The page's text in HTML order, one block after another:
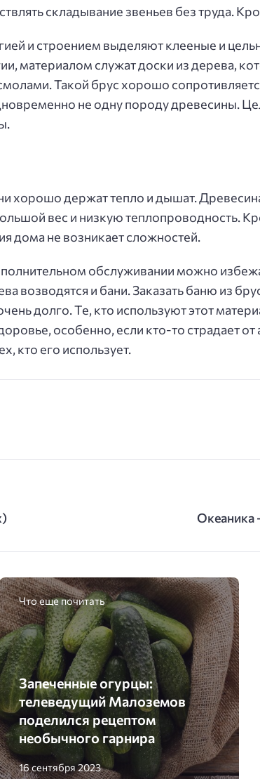
складывание звеньев без труда.
и строением выделяют клееные и
материалом служат доски из дерева,
Такой брус хорошо
не одну породу древесины.
хорошо держат тепло и дышат.
вес и низкую теплопроводность.
дома не возникает сложностей.
обслуживании можно
возводятся и бани.Заказать баню из
долго. Те, кто используют этот
особенно, если кто-то страдает
кто его использует.
Океаника
Что еще почитать
Запеченные огурцы:
телеведущий Малоземов
поделился рецептом
необычного гарнира
16 сентября 2023